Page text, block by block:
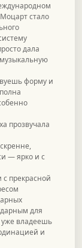
стало
дала
форму и
прозвучала
— ярко и с
прекрасной
для
уже владеешь
и